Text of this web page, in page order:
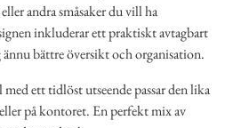
andra småsaker du vill ha
inkluderar ett praktiskt avtagbart
bättre översikt och organisation.
ett tidlöst utseende passar den lika
på kontoret. En perfekt mix av